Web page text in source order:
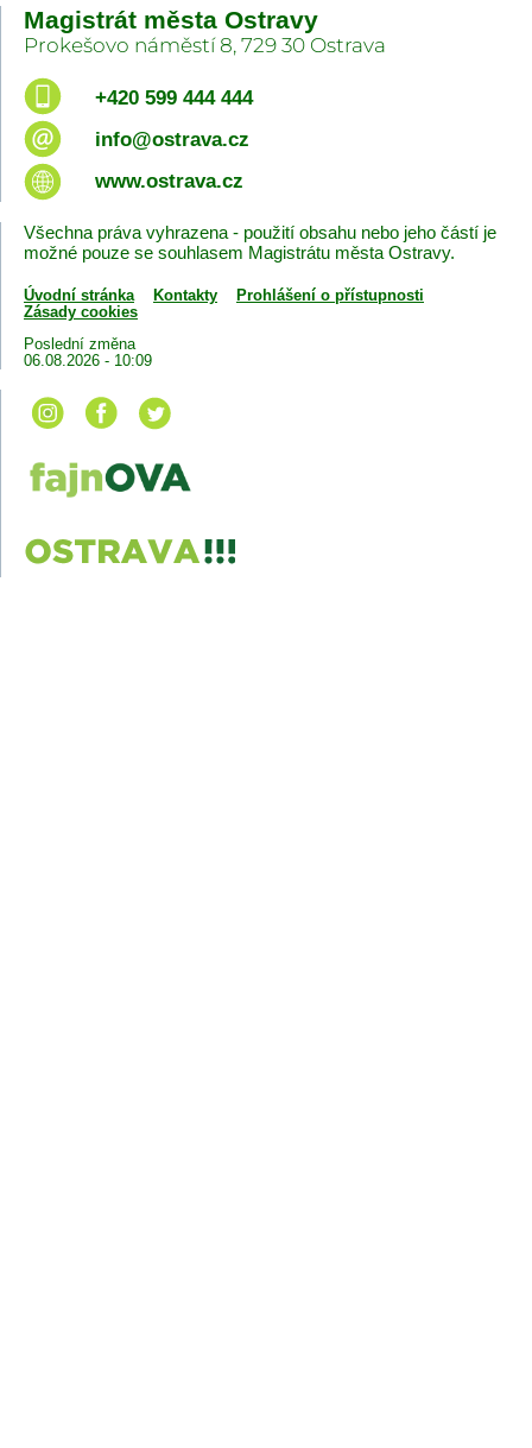
Magistrát města Ostravy
Prokešovo náměstí 8, 729 30 Ostrava
+420 599 444 444
info@ostrava.cz
www.ostrava.cz
Všechna práva vyhrazena - použití obsahu nebo jeho částí je
možné pouze se souhlasem Magistrátu města Ostravy.
Úvodní stránka Kontakty
Prohlášení o přístupnosti
Zásady cookies
Poslední změna
06.08.2026 - 10:09